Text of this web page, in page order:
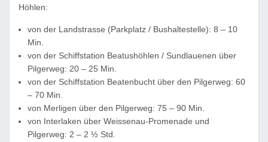
Höhlen:
von der Landstrasse (Parkplatz / Bushaltestelle): 8 – 10
Min.
von der Schiffstation Beatushöhlen / Sundlauenen über
Pilgerweg: 20 – 25 Min.
von der Schiffstation Beatenbucht über den Pilgerweg: 60
– 70 Min.
von Merligen über den Pilgerweg: 75 – 90 Min.
von Interlaken über Weissenau-Promenade und
Pilgerweg: 2 – 2 ½ Std.